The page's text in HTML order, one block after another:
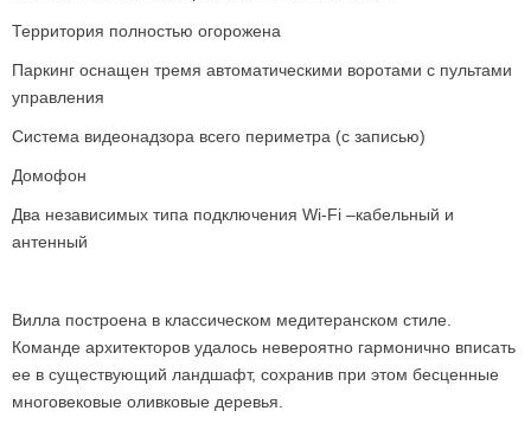
Территория полностью огорожена
Паркинг оснащен тремя автоматическими воротами с пультами
управления
Система видеонадзора всего периметра (с записью)
Домофон
Два независимых типа подключения Wi-Fi –кабельный и
антенный
Вилла построена в классическом медитеранском стиле.
Команде архитекторов удалось невероятно гармонично вписать
ее в существующий ландшафт, сохранив при этом бесценные
многовековые оливковые деревья.